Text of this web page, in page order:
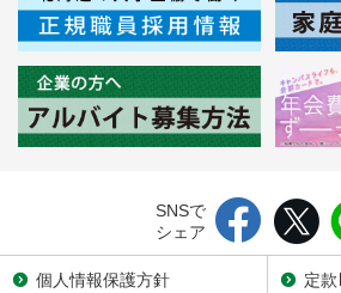
SNSで
シェア
個人情報保護方針
定款